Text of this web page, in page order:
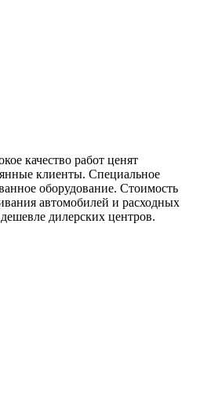
качество работ ценят
клиенты. Специальное
оборудование. Стоимость
автомобилей и расходных
дилерских центров.